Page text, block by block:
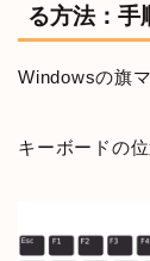
る方法：手
Windowsの旗
キーボードの